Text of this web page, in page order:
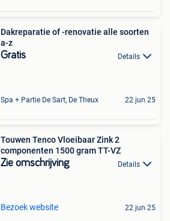
Dakreparatie of -renovatie alle soorten
a-z
Gratis Details
Spa + Partie De Sart, De Theux 22 jun 25
Touwen Tenco Vloeibaar Zink 2
componenten 1500 gram TT-VZ
Zie omschrijving Details
Bezoek website 22 jun 25